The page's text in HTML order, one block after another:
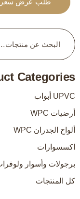
طلب عرض سعر
Categories
UPVC أبواب
أرضيات WPC
ألواح الجدران WPC
اكسسوارات
برجولات وأسوار
كل المنتجات